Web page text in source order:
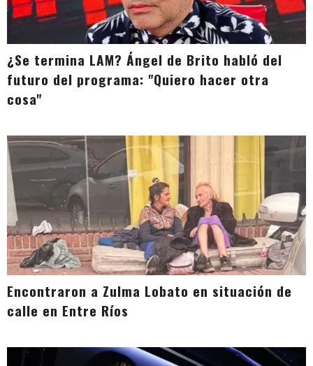
¿Se termina LAM? Ángel de Brito habló del
futuro del programa: "Quiero hacer otra
cosa"
Encontraron a Zulma Lobato en situación de
calle en Entre Ríos